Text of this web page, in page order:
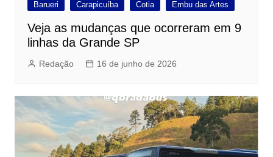
Barueri Carapicuíba Cotia Embu das Artes
Veja as mudanças que ocorreram em 9
linhas da Grande SP
Redação 16 de junho de 2026